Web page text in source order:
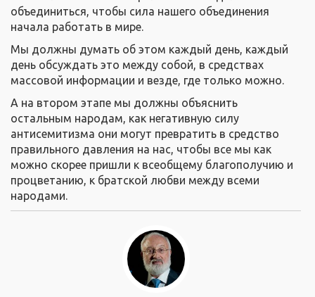
объединиться, чтобы сила нашего объединения
начала работать в мире.
Мы должны думать об этом каждый день, каждый
день обсуждать это между собой, в средствах
массовой информации и везде, где только можно.
А на втором этапе мы должны объяснить
остальным народам, как негативную силу
антисемитизма они могут превратить в средство
правильного давления на нас, чтобы все мы как
можно скорее пришли к всеобщему благополучию и
процветанию, к братской любви между всеми
народами.